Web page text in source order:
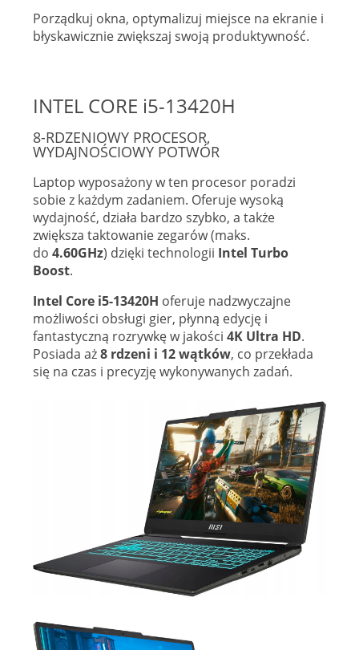
Porządkuj okna, optymalizuj miejsce na ekranie i
błyskawicznie zwiększaj swoją produktywność.
INTEL CORE i5-13420H
8-RDZENIOWY PROCESOR,
WYDAJNOŚCIOWY POTWÓR
Laptop wyposażony w ten procesor poradzi
sobie z każdym zadaniem. Oferuje wysoką
wydajność, działa bardzo szybko, a także
zwiększa taktowanie zegarów (maks.
do 4.60GHz) dzięki technologii Intel Turbo
Boost.
Intel Core i5-13420H oferuje nadzwyczajne
możliwości obsługi gier, płynną edycję i
fantastyczną rozrywkę w jakości 4K Ultra HD.
Posiada aż8 rdzeni i 12 wątków, co przekłada
się na czas i precyzję wykonywanych zadań.